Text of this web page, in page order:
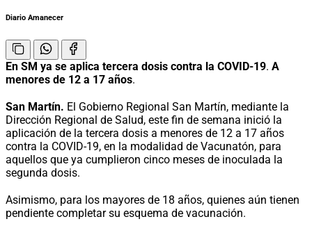
Diario Amanecer
En SM ya se aplica tercera dosis contra la COVID-19. A
menores de 12 a 17 años.
San Martín. El Gobierno Regional San Martín, mediante la
Dirección Regional de Salud, este fin de semana inició la
aplicación de la tercera dosis a menores de 12 a 17 años
contra la COVID-19, en la modalidad de Vacunatón, para
aquellos que ya cumplieron cinco meses de inoculada la
segunda dosis.
Asimismo, para los mayores de 18 años, quienes aún tienen
pendiente completar su esquema de vacunación.